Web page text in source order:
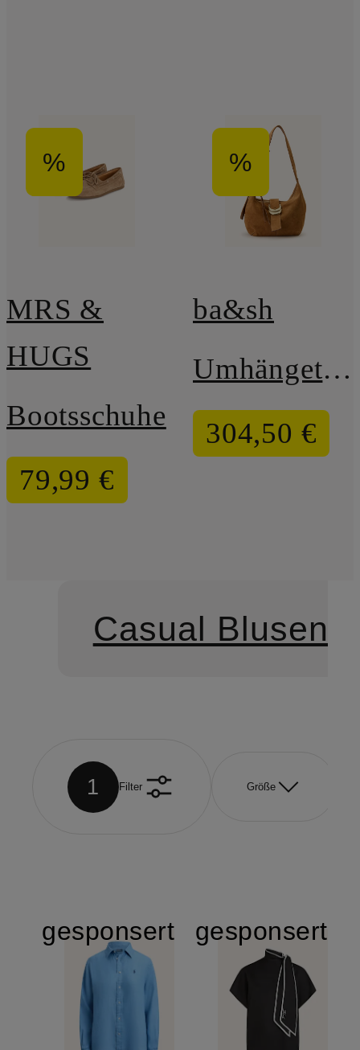
%
MRS &
HUGS
Bootsschuhe
79,99 €
%
ba&sh
Umhängetasche YOUYOU
304,50 €
Casual Blusen
1 Filter Größe
gesponsert gesponsert